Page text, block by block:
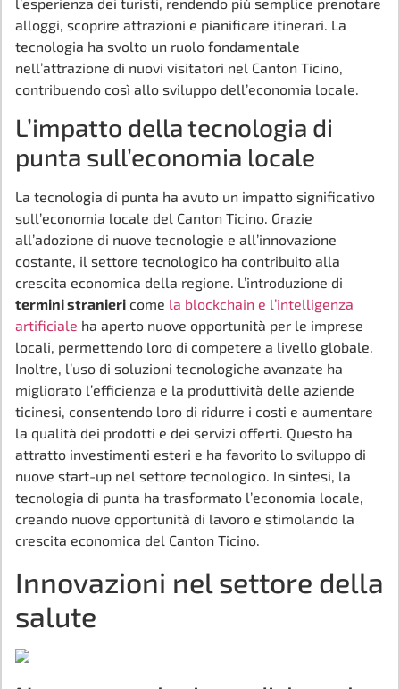
alloggi, scoprire attrazioni e pianificare itinerari. La
tecnologia ha svolto un ruolo fondamentale
nell’attrazione di nuovi visitatori nel Canton Ticino,
contribuendo così allo sviluppo dell’economia locale.
L’impatto della tecnologia di
punta sull’economia locale
La tecnologia di punta ha avuto un impatto significativo
sull’economia locale del Canton Ticino. Grazie
all’adozione di nuove tecnologie e all’innovazione
costante, il settore tecnologico ha contribuito alla
crescita economica della regione. L’introduzione di
termini stranieri come la blockchain e l’intelligenza
artificiale ha aperto nuove opportunità per le imprese
locali, permettendo loro di competere a livello globale.
Inoltre, l’uso di soluzioni tecnologiche avanzate ha
migliorato l’efficienza e la produttività delle aziende
ticinesi, consentendo loro di ridurre i costi e aumentare
la qualità dei prodotti e dei servizi offerti. Questo ha
attratto investimenti esteri e ha favorito lo sviluppo di
nuove start-up nel settore tecnologico. In sintesi, la
tecnologia di punta ha trasformato l’economia locale,
creando nuove opportunità di lavoro e stimolando la
crescita economica del Canton Ticino.
Innovazioni nel settore della
salute